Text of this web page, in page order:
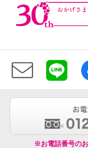
※お電話番号の